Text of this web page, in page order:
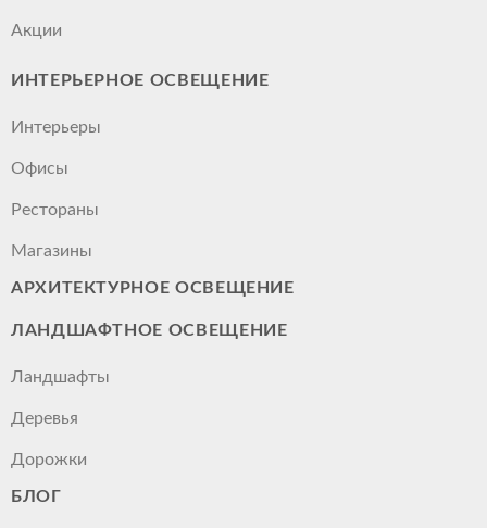
Акции
ИНТЕРЬЕРНОЕ ОСВЕЩЕНИЕ
Интерьеры
Офисы
Рестораны
Магазины
АРХИТЕКТУРНОЕ ОСВЕЩЕНИЕ
ЛАНДШАФТНОЕ ОСВЕЩЕНИЕ
Ландшафты
Деревья
Дорожки
БЛОГ